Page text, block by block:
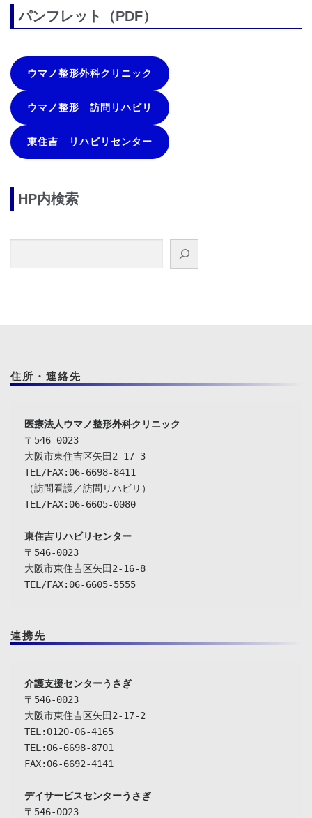
パンフレット（PDF）
ウマノ整形外科クリニック
ウマノ整形 訪問リハビリ
東住吉 リハビリセンター
HP内検索
住所・連絡先
〒546-0023
大阪市東住吉区矢田2-17-3
TEL/FAX:06-6698-8411
（訪問看護／訪問リハビリ）
TEL/FAX:06-6605-0080
東住吉リハビリセンター
〒546-0023
大阪市東住吉区矢田2-16-8
TEL/FAX:06-6605-5555
連携先
介護支援センターうさぎ
〒546-0023
大阪市東住吉区矢田2-17-2
TEL:0120-06-4165
TEL:06-6698-8701
FAX:06-6692-4141
デイサービスセンターうさぎ
〒546-0023